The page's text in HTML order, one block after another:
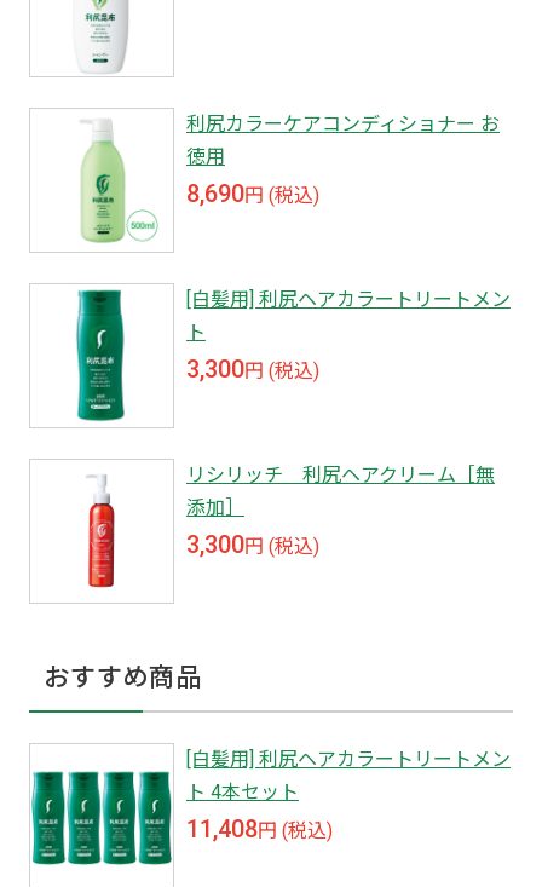
利尻カラーケアコンディショナー お
徳用
8,690円 (税込)
[白髪用] 利尻ヘアカラートリートメン
ト
3,300円 (税込)
リシリッチ 利尻ヘアクリーム［無
添加］
3,300円 (税込)
おすすめ商品
[白髪用] 利尻ヘアカラートリートメン
ト 4本セット
11,408円 (税込)